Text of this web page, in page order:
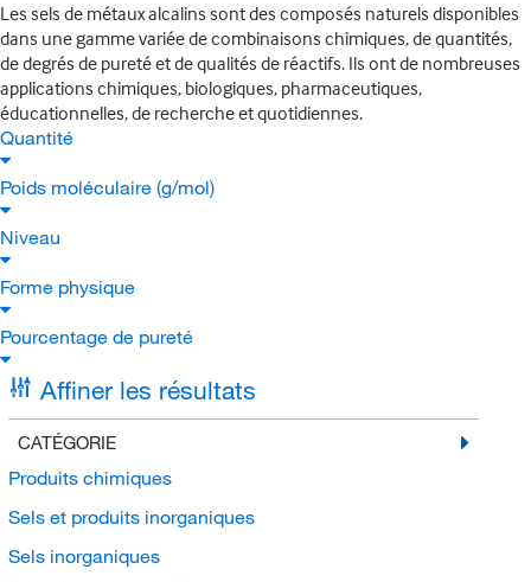
Les sels de métaux alcalins sont des composés naturels disponibles
dans une gamme variée de combinaisons chimiques, de quantités,
de degrés de pureté et de qualités de réactifs. Ils ont de nombreuses
applications chimiques, biologiques, pharmaceutiques,
éducationnelles, de recherche et quotidiennes.
Quantité
Poids moléculaire (g/mol)
Niveau
Forme physique
Pourcentage de pureté
Affiner les résultats
CATÉGORIE
Produits chimiques
Sels et produits inorganiques
Sels inorganiques